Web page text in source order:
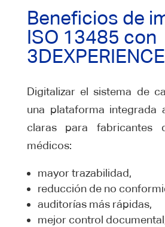
Beneficios de
ISO 13485 con
3DEXPERIENCE
Digitalizar el sistema de
una plataforma integrada
claras para fabricantes
médicos:
mayor trazabilidad,
reducción de no
auditorías más rápidas,
mejor control